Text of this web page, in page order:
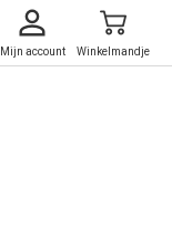
Mijn account Winkelmandje